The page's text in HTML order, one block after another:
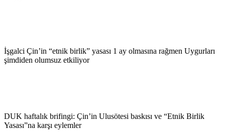
İşgalci Çin’in “etnik birlik” yasası 1 ay olmasına rağmen Uygurları
şimdiden olumsuz etkiliyor
DUK haftalık brifingi: Çin’in Ulusötesi baskısı ve “Etnik Birlik
Yasası”na karşı eylemler